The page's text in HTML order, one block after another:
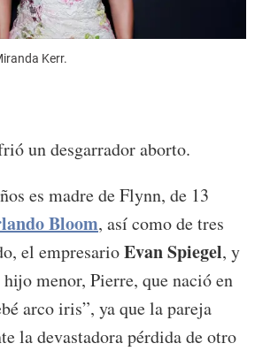
Kerr.
un desgarrador aborto.
es madre de Flynn, de 13
Bloom, así como de tres
el empresarioEvan Spiegel, y
menor, Pierre, que nació en
arco iris”, ya que la pareja
la devastadora pérdida de otro